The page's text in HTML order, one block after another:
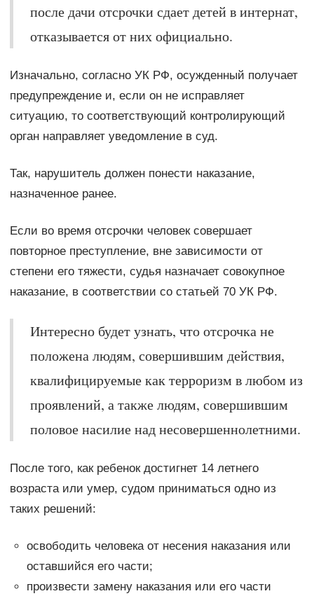
после дачи отсрочки сдает детей в интернат,
отказывается от них официально.
Изначально, согласно УК РФ, осужденный получает
предупреждение и, если он не исправляет
ситуацию, то соответствующий контролирующий
орган направляет уведомление в суд.
Так, нарушитель должен понести наказание,
назначенное ранее.
Если во время отсрочки человек совершает
повторное преступление, вне зависимости от
степени его тяжести, судья назначает совокупное
наказание, в соответствии со статьей 70 УК РФ.
Интересно будет узнать, что отсрочка не
положена людям, совершившим действия,
квалифицируемые как терроризм в любом из
проявлений, а также людям, совершившим
половое насилие над несовершеннолетними.
После того, как ребенок достигнет 14 летнего
возраста или умер, судом приниматься одно из
таких решений:
освободить человека от несения наказания или
оставшийся его части;
произвести замену наказания или его части